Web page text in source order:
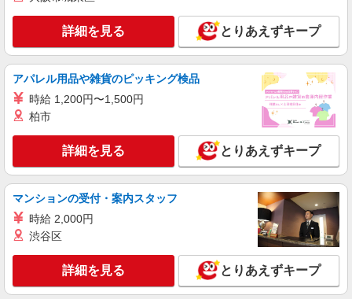
詳細を見る とりあえずキープ
アパレル用品や雑貨のピッキング検品
時給 1,200円〜1,500円
柏市
詳細を見る とりあえずキープ
マンションの受付・案内スタッフ
時給 2,000円
渋谷区
詳細を見る とりあえずキープ